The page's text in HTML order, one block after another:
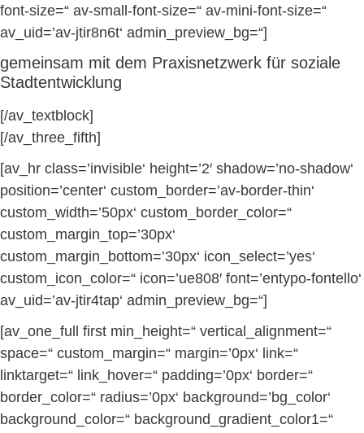
font-size=“ av-small-font-size=“ av-mini-font-size=“
av_uid=’av-jtir8n6t‘ admin_preview_bg=“]
gemeinsam mit dem Praxisnetzwerk für soziale
Stadtentwicklung
[/av_textblock]
[/av_three_fifth]
[av_hr class=’invisible‘ height=’2′ shadow=’no-shadow‘
position=’center‘ custom_border=’av-border-thin‘
custom_width=’50px‘ custom_border_color=“
custom_margin_top=’30px‘
custom_margin_bottom=’30px‘ icon_select=’yes‘
custom_icon_color=“ icon=’ue808′ font=’entypo-fontello‘
av_uid=’av-jtir4tap‘ admin_preview_bg=“]
[av_one_full first min_height=“ vertical_alignment=“
space=“ custom_margin=“ margin=’0px‘ link=“
linktarget=“ link_hover=“ padding=’0px‘ border=“
border_color=“ radius=’0px‘ background=’bg_color‘
background_color=“ background_gradient_color1=“